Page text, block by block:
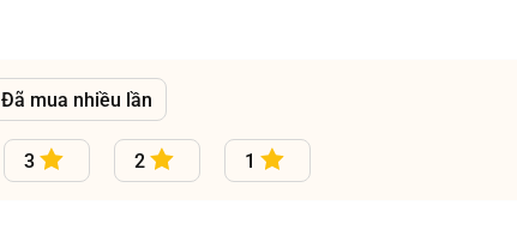
Đã mua nhiều lần
3 2 1